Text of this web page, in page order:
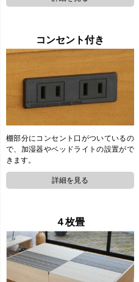
コンセント付き
棚部分にコンセント口がついているの
で、加湿器やベッドライトの設置がで
きます。
４枚畳